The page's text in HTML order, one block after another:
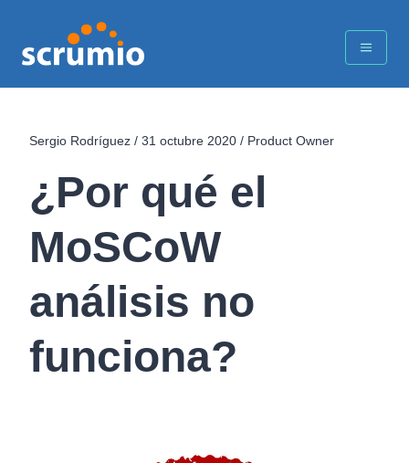
Sergio Rodríguez / 31 octubre 2020 / Product Owner
¿Por qué el
MoSCoW
análisis no
funciona?